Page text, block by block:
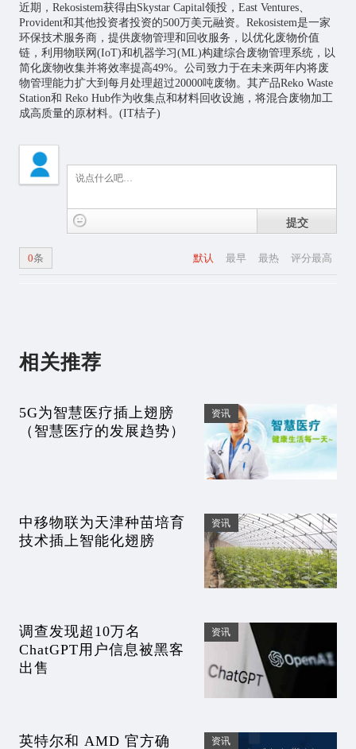
近期，Rekosistem获得由Skystar Capital领投，East Ventures、
Provident和其他投资者投资的500万美元融资。Rekosistem是一家
环保技术服务商，提供废物管理和回收服务，以优化废物价值
链，利用物联网(IoT)和机器学习(ML)构建综合废物管理系统，以
简化废物收集并将效率提高49%。公司致力于在未来两年内将废
物管理能力扩大到每月处理超过20000吨废物。其产品Reko Waste
Station和 Reko Hub作为收集点和材料回收设施，将混合废物加工
成高质量的原材料。(IT桔子)
提交
默认 最早 最热 评分最高
0条
相关推荐
5G为智慧医疗插上翅膀
（智慧医疗的发展趋势）
资讯
中移物联为天津种苗培育
技术插上智能化翅膀
资讯
调查发现超10万名
ChatGPT用户信息被黑客
出售
资讯
英特尔和 AMD 官方确 资讯